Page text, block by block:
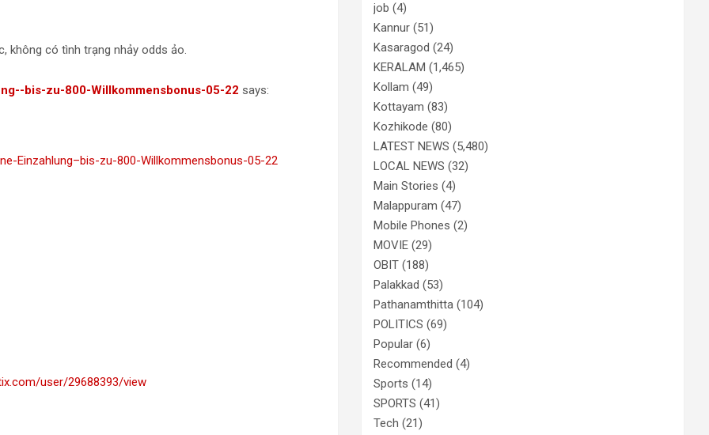
không có tình trạng nhảy odds ảo.
bis-zu-800-Willkommensbonus-05-22 says:
Einzahlung–bis-zu-800-Willkommensbonus-05-22
user/29688393/view
job (4)
Kannur (51)
Kasaragod (24)
KERALAM (1,465)
Kollam (49)
Kottayam (83)
Kozhikode (80)
LATEST NEWS (5,480)
LOCAL NEWS (32)
Main Stories (4)
Malappuram (47)
Mobile Phones (2)
MOVIE (29)
OBIT (188)
Palakkad (53)
Pathanamthitta (104)
POLITICS (69)
Popular (6)
Recommended (4)
Sports (14)
SPORTS (41)
Tech (21)